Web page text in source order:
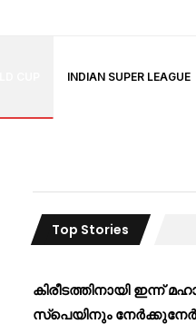
INDIAN SUPER LEAGUE
Top Stories
കിരീടത്തിനായി ഇന്ന്
സ്പെയിനും നേർക്കുനേർ